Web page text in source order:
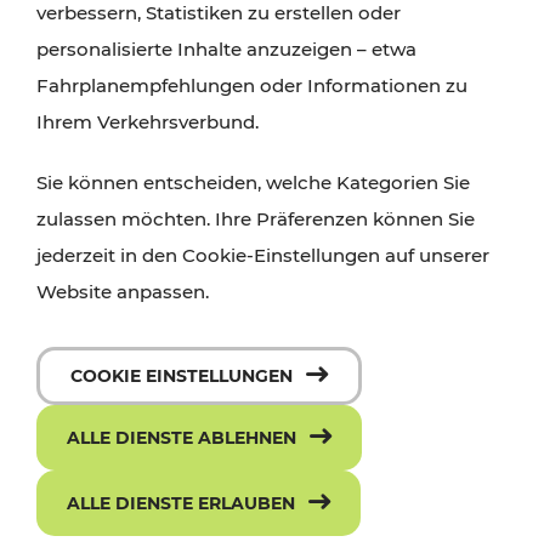
verbessern, Statistiken zu erstellen oder
personalisierte Inhalte anzuzeigen – etwa
Fahrplanempfehlungen oder Informationen zu
Ihrem Verkehrsverbund.
Sie können entscheiden, welche Kategorien Sie
zulassen möchten. Ihre Präferenzen können Sie
jederzeit in den Cookie-Einstellungen auf unserer
Website anpassen.
COOKIE EINSTELLUNGEN
ALLE DIENSTE ABLEHNEN
ALLE DIENSTE ERLAUBEN